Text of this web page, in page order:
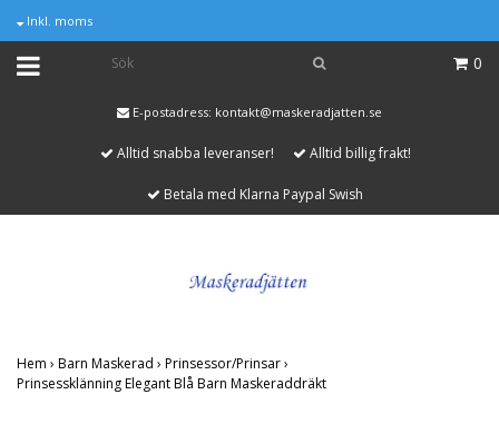
Inkl. moms
0
E-postadress: kontakt@maskeradjatten.se
Alltid snabba leveranser! Alltid billig frakt!
Betala med Klarna Paypal Swish
Hem › Barn Maskerad › Prinsessor/Prinsar›
Prinsessklänning Elegant Blå Barn Maskeraddräkt